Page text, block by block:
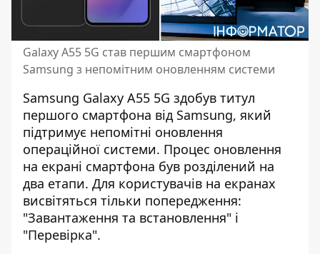
Galaxy A55 5G став першим смартфоном
Samsung з непомітним оновленням системи
Samsung Galaxy A55 5G здобув титул
першого смартфона від Samsung, який
підтримує непомітні оновлення
операційної системи. Процес оновлення
на екрані смартфона був розділений на
два етапи. Для користувачів на екранах
висвітяться тільки попередження:
"Завантаження та встановлення" і
"Перевірка".